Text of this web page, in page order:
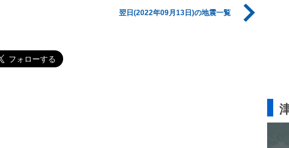
翌日(2022年09月13日)の地震一覧